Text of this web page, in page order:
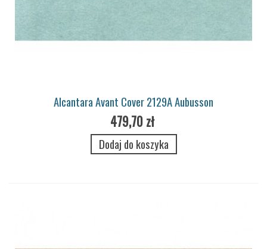
Alcantara Avant Cover 2129A Aubusson
479,70 zł
Dodaj do koszyka